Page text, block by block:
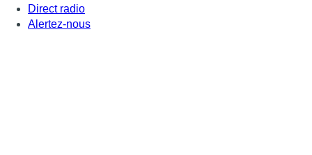
Direct radio
Alertez-nous